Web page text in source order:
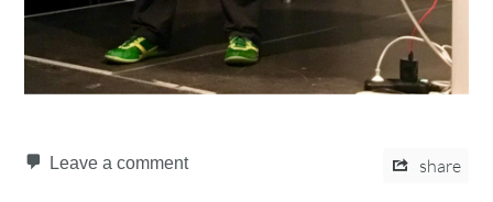
Leave a comment share